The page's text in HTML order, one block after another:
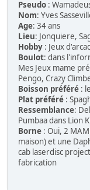
Pseudo :
Nom: Yves
Age: 34 ans
Lieu: Jonquiere,
Hobby : Jeux
Boulot: dans
Mes Jeux mame
Pengo, Crazy
Boisson préféré :
Plat préféré :
Ressemblance:
Pumbaa dans Lion
Borne : Oui, 2
maison) et une
cab laserdisc
fabrication